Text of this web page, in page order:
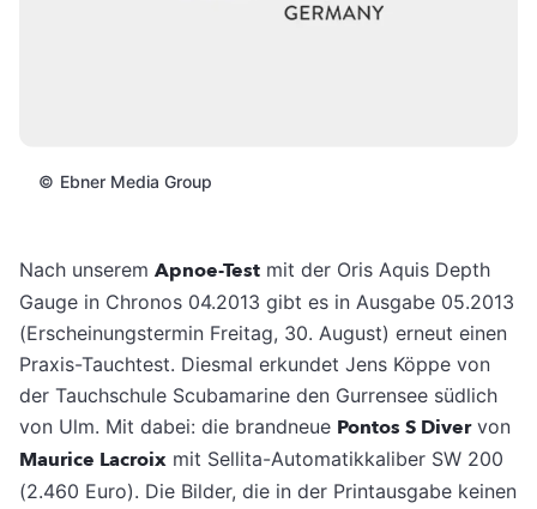
© Ebner Media Group
Nach unserem Apnoe-Test mit der Oris Aquis Depth
Gauge in Chronos 04.2013 gibt es in Ausgabe 05.2013
(Erscheinungstermin Freitag, 30. August) erneut einen
Praxis-Tauchtest. Diesmal erkundet Jens Köppe von
der Tauchschule Scubamarine den Gurrensee südlich
von Ulm. Mit dabei: die brandneue Pontos S Divervon
Maurice Lacroix mit Sellita-Automatikkaliber SW 200
(2.460 Euro). Die Bilder, die in der Printausgabe keinen